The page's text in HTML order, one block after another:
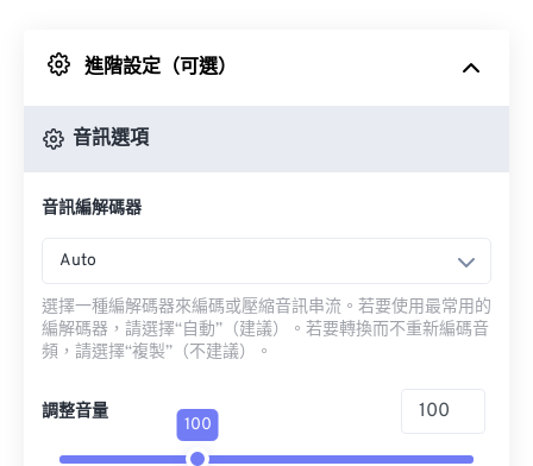
來自 Google 雲端硬碟
進階設定（可選）
音訊選項
音訊編解碼器
Auto
選擇一種編解碼器來編碼或壓縮音訊串流。若要使用最常用的
編解碼器，請選擇“自動”（建議）。若要轉換而不重新編碼音
頻，請選擇“複製”（不建議）。
調整音量
100